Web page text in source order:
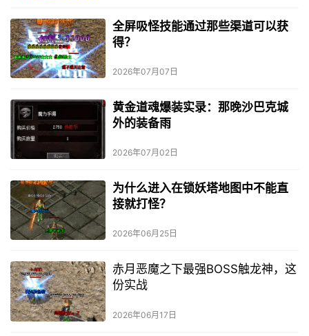
全屏吸怪技能通过那些渠道可以获
得？
2026年07月07日
黄金道魂爆装实录：那晚沙巴克城
外的装备雨
2026年07月02日
为什么进入在锁妖塔地图中不能直
接就打怪？
2026年06月25日
赤月恶魔之下最强BOSS触龙神，这
份实战
2026年06月17日